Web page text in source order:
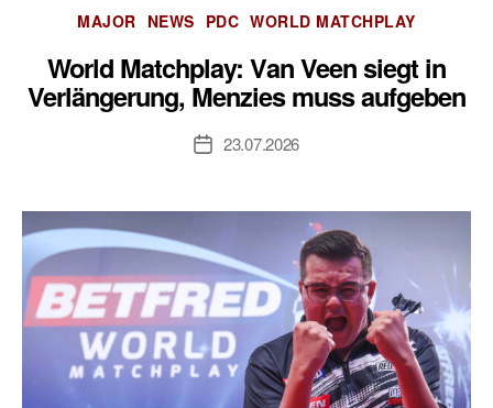
Kategorien
MAJOR NEWS PDC WORLD MATCHPLAY
World Matchplay: Van Veen siegt in
Verlängerung, Menzies muss aufgeben
Veröffentlichungsdatum
23.07.2026